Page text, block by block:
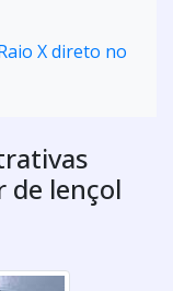
X direto no
lençol